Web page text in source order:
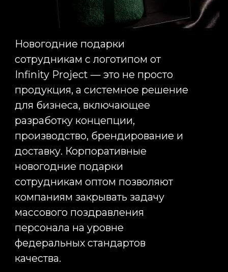
Оставить заявку сегодня,
чтобы мы приступили
к реализации вашей
рекламной кампании уже
завтра
Вы точно получите приятное
общение, сервис и результаты